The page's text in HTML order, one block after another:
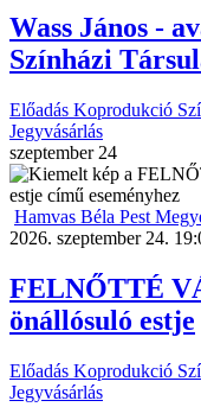
Wass János -
Színházi
Előadás Koprodukció
Jegyvásárlás
szeptember 24
Hamvas Béla Pest
2026. szeptember 24.
FELNŐTTÉ
önállósuló estje
Előadás Koprodukció
Jegyvásárlás